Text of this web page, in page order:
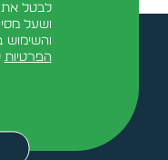
לבטל את
ושעל
הפרטיות